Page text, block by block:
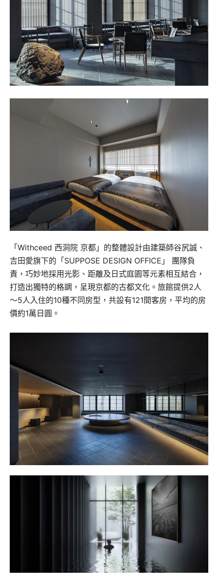
「Withceed 西洞院 京都」的整體設計由建築師谷尻誠、
吉田愛旗下的「SUPPOSE DESIGN OFFICE」 團隊負
責，巧妙地採用光影、距離及日式庭園等元素相互結合，
打造出獨特的格調，呈現京都的古都文化。旅館提供2人
～5人入住的10種不同房型，共設有121間客房，平均的房
價約1萬日圓。